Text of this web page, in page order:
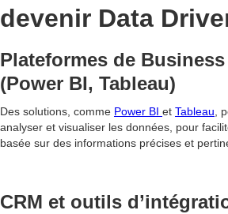
devenir Data
Plateformes de
(Power BI, Tableau)
Des solutions, comme Power BI et Tableau ,
analyser et visualiser les données, pour
basée sur des informations précises et
CRM et outils